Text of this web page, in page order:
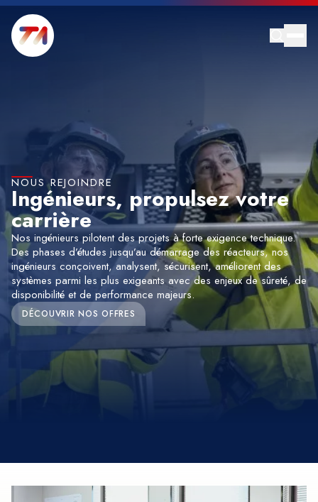
NOUS REJOINDRE
Ingénieurs, propulsez votre
carrière
Nos ingénieurs pilotent des projets à forte exigence technique.
Des phases d’études jusqu’au démarrage des réacteurs, nos
ingénieurs conçoivent, analysent, sécurisent, améliorent des
systèmes parmi les plus exigeants avec des enjeux de sûreté, de
disponibilité et de performance majeurs.
DÉCOUVRIR NOS OFFRES